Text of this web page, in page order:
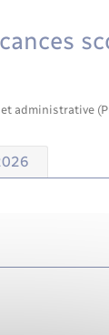
administrative